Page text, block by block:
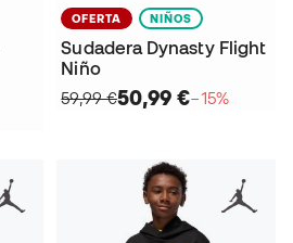
OFERTA NIÑOS
Sudadera Dynasty Flight
Niño
59,99 €50,99 €−15%